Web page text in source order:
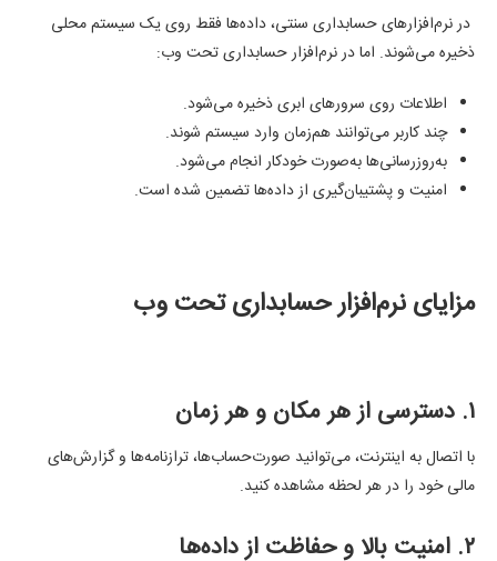
در نرم‌افزارهای حسابداری سنتی، داده‌ها فقط روی یک سیستم محلی
ذخیره می‌شوند. اما در نرم‌افزار حسابداری تحت وب:
اطلاعات روی سرورهای ابری ذخیره می‌شود.
چند کاربر می‌توانند هم‌زمان وارد سیستم شوند.
به‌روزرسانی‌ها به‌صورت خودکار انجام می‌شود.
امنیت و پشتیبان‌گیری از داده‌ها تضمین شده است.
مزایای نرم‌افزار حسابداری تحت وب
۱. دسترسی از هر مکان و هر زمان
با اتصال به اینترنت، می‌توانید صورت‌حساب‌ها، ترازنامه‌ها و گزارش‌های
مالی خود را در هر لحظه مشاهده کنید.
۲. امنیت بالا و حفاظت از داده‌ها